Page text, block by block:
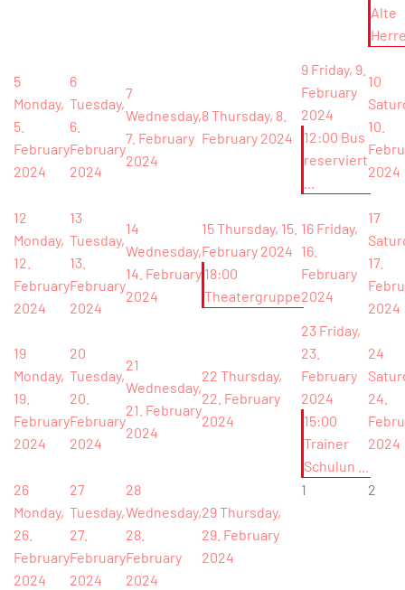
Alte
5
Monday,
5.
February
2024
6
Tuesday,
6.
February
2024
7
Wednesday,
7. February
2024
8Thursday, 8.
February 2024
9 Friday, 9.
February
2024
12:00 Bus
reserviert
10
10.
2024
12
Monday,
12.
February
2024
13
Tuesday,
13.
February
2024
14
Wednesday,
14. February
2024
15Thursday, 15.
February 2024
18:00
Theatergruppe
16 Friday,
16.
February
2024
17
17.
2024
19
Monday,
19.
February
2024
20
Tuesday,
20.
February
2024
21
Wednesday,
21. February
2024
22 Thursday,
22. February
2024
23 Friday,
23.
February
2024
15:00
Trainer
Schulun ...
24
24.
2024
26
Monday,
26.
February
2024
27
Tuesday,
27.
February
2024
28
Wednesday,
28.
February
2024
29Thursday,
29. February
2024
1 2